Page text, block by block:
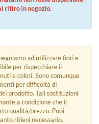
ritiro in negozio.
ad utilizzare fiori e
per rispecchiare il
e colori. Sono comunque
per difficoltà di
prodotto. Tali sostituzioni
a condizione che il
qualità/prezzo. Puoi
ritieni necessario.